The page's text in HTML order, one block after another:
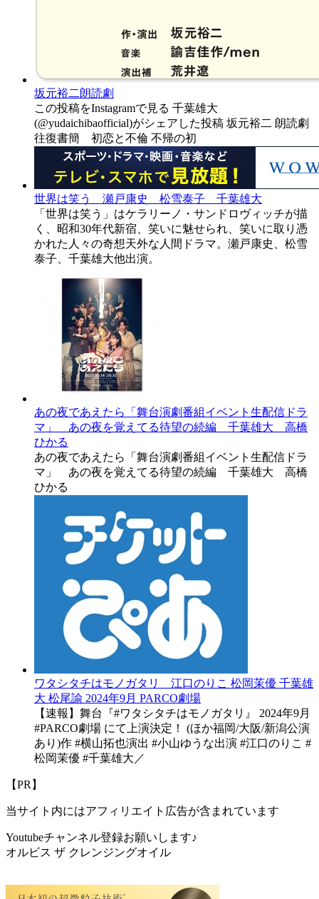
坂元裕二朗読劇
この投稿をInstagramで見る 千葉雄大
(@yudaichibaofficial)がシェアした投稿 坂元裕二 朗読劇
往復書簡 初恋と不倫 不帰の初
世界は笑う 瀬戸康史 松雪泰子 千葉雄大
「世界は笑う」はケラリーノ・サンドロヴィッチが描
く、昭和30年代新宿、笑いに魅せられ、笑いに取り憑
かれた人々の奇想天外な人間ドラマ。瀬戸康史、松雪
泰子、千葉雄大他出演。
あの夜であえたら「舞台演劇番組イベント生配信ドラ
マ」 あの夜を覚えてる待望の続編 千葉雄大 高橋
ひかる
あの夜であえたら「舞台演劇番組イベント生配信ドラ
マ」 あの夜を覚えてる待望の続編 千葉雄大 高橋
ひかる
ワタシタチはモノガタリ 江口のりこ 松岡茉優 千葉雄
大 松尾諭 2024年9月 PARCO劇場
【速報】舞台『#ワタシタチはモノガタリ』 2024年9月
#PARCO劇場 にて上演決定！ (ほか福岡/大阪/新潟公演
あり)作 #横山拓也演出 #小山ゆうな出演 #江口のりこ #
松岡茉優 #千葉雄大／
【PR】
当サイト内にはアフィリエイト広告が含まれています
Youtubeチャンネル登録お願いします♪
オルビス ザ クレンジングオイル